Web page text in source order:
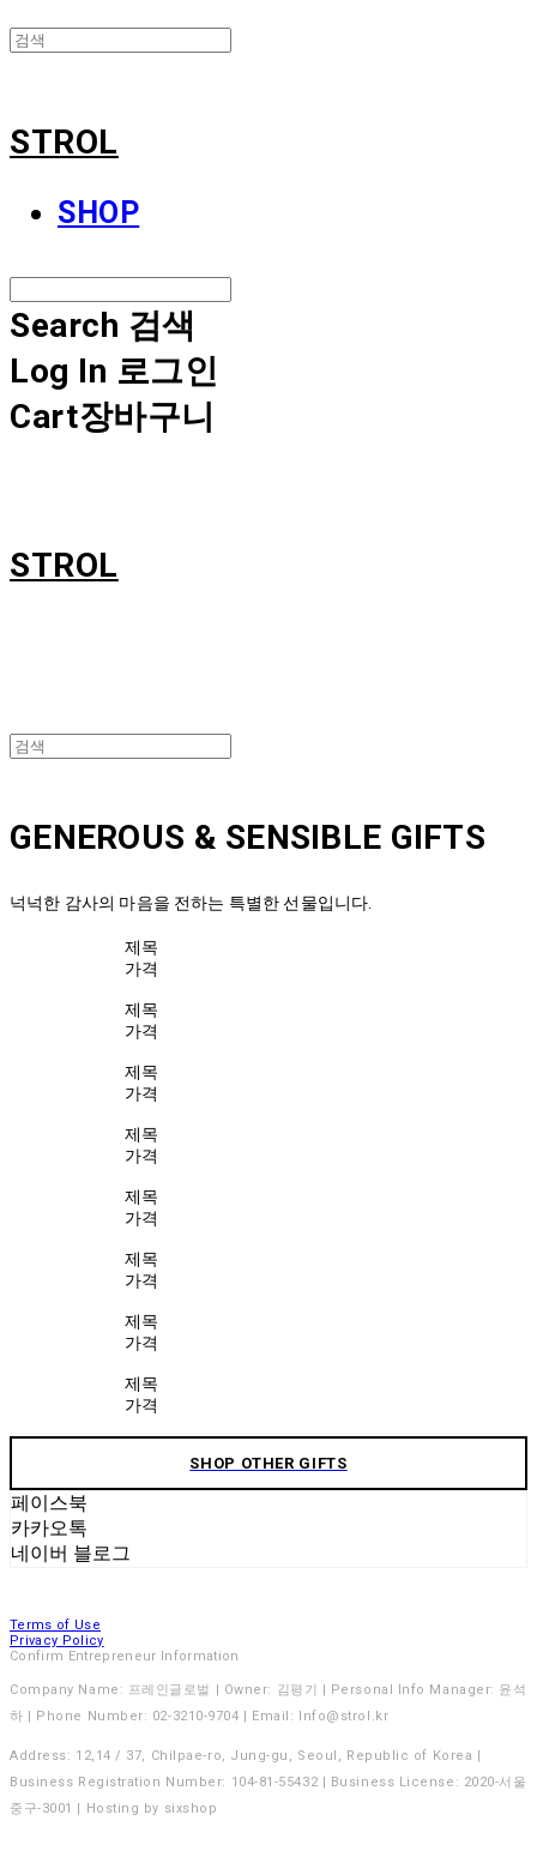
STROL
SHOP
Search 검색
Log In 로그인
Cart장바구니
STROL
GENEROUS & SENSIBLE GIFTS
넉넉한 감사의 마음을 전하는 특별한 선물입니다.
제목
가격
제목
가격
제목
가격
제목
가격
제목
가격
제목
가격
제목
가격
제목
가격
SHOP OTHER GIFTS
페이스북
카카오톡
네이버 블로그
Terms of Use
Privacy Policy
Confirm Entrepreneur Information
Company Name: 프레인글로벌 | Owner: 김평기 | Personal Info Manager: 윤석
하 | Phone Number: 02-3210-9704 | Email: Info@strol.kr
Address: 12,14 / 37, Chilpae-ro, Jung-gu, Seoul, Republic of Korea |
Business Registration Number: 104-81-55432| Business License: 2020-서울
중구-3001 | Hosting by sixshop